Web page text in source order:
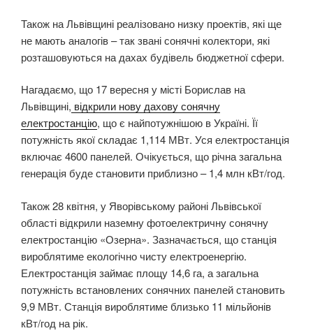
Також на Львівщині реалізовано низку проектів, які ще
не мають аналогів – так звані сонячні колектори, які
розташовуються на дахах будівель бюджетної сфери.
Нагадаємо, що 17 вересня у місті Борислав на
Львівщині, відкрили нову дахову сонячну
електростанцію, що є найпотужнішою в Україні. Її
потужність якої складає 1,114 МВт. Уся електростанція
включає 4600 панелей. Очікується, що річна загальна
генерація буде становити приблизно – 1,4 млн кВт/год.
Також 28 квітня, у Яворівському районі Львівської
області відкрили наземну фотоелектричну сонячну
електростанцію «Озерна». Зазначається, що станція
вироблятиме екологічно чисту електроенергію.
Електростанція займає площу 14,6 га, а загальна
потужність встановлених сонячних панелей становить
9,9 МВт. Станція вироблятиме близько 11 мільйонів
кВт/год на рік.